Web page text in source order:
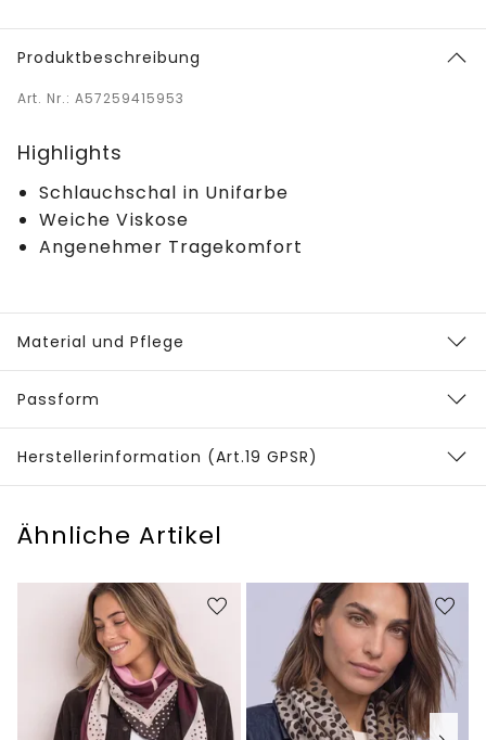
Produktbeschreibung
Art. Nr.: A57259415953
Highlights
Schlauchschal in Unifarbe
Weiche Viskose
Angenehmer Tragekomfort
Material und Pflege
Passform
Herstellerinformation (Art.19 GPSR)
Ähnliche Artikel